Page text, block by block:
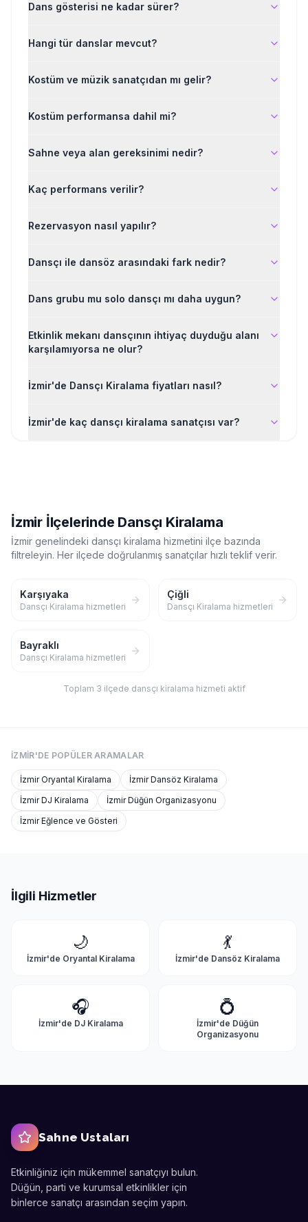
Dans gösterisi ne kadar sürer?
Hangi tür danslar mevcut?
Kostüm ve müzik sanatçıdan mı gelir?
Kostüm performansa dahil mi?
Sahne veya alan gereksinimi nedir?
Kaç performans verilir?
Rezervasyon nasıl yapılır?
Dansçı ile dansöz arasındaki fark nedir?
Dans grubu mu solo dansçı mı daha uygun?
Etkinlik mekanı dansçının ihtiyaç duyduğu alanı
karşılamıyorsa ne olur?
İzmir'de Dansçı Kiralama fiyatları nasıl?
İzmir'de kaç dansçı kiralama sanatçısı var?
İzmir İlçelerinde Dansçı Kiralama
İzmir genelindeki dansçı kiralama hizmetini ilçe bazında
filtreleyin. Her ilçede doğrulanmış sanatçılar hızlı teklif verir.
Karşıyaka
Dansçı Kiralama hizmetleri
Çiğli
Dansçı Kiralama hizmetleri
Bayraklı
Dansçı Kiralama hizmetleri
Toplam 3 ilçede dansçı kiralama hizmeti aktif
İZMIR'DE POPÜLER ARAMALAR
İzmir Oryantal Kiralama İzmir Dansöz Kiralama
İzmir DJ Kiralama İzmir Düğün Organizasyonu
İzmir Eğlence ve Gösteri
İlgili Hizmetler
🌙
İzmir'de Oryantal Kiralama
💃
İzmir'de Dansöz Kiralama
🎧
İzmir'de DJ Kiralama
💍
İzmir'de Düğün
Organizasyonu
Sahne Ustaları
Etkinliğiniz için mükemmel sanatçıyı bulun.
Düğün, parti ve kurumsal etkinlikler için
binlerce sanatçı arasından seçim yapın.